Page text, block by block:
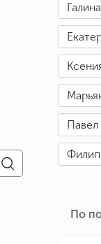
Неприличные
Галина
Павел
По